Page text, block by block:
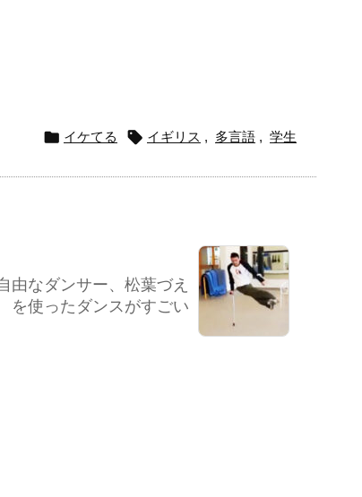
 イケてる  イギリス , 多言語 , 学生
由なダンサー、松葉づえ
を使ったダンスがすごい